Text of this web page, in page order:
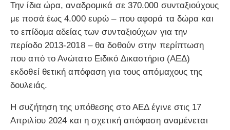
Την ίδια ώρα, αναδρομικά σε 370.000 συνταξιούχους
με ποσά έως 4.000 ευρώ – που αφορά τα δώρα και
το επίδομα αδείας των συνταξιούχων για την
περίοδο 2013-2018 – θα δοθούν στην περίπτωση
που από το Ανώτατο Ειδικό Δικαστήριο (ΑΕΔ)
εκδοθεί θετική απόφαση για τους απόμαχους της
δουλειάς.
Η συζήτηση της υπόθεσης στο ΑΕΔ έγινε στις 17
Απριλίου 2024 και η σχετική απόφαση αναμένεται